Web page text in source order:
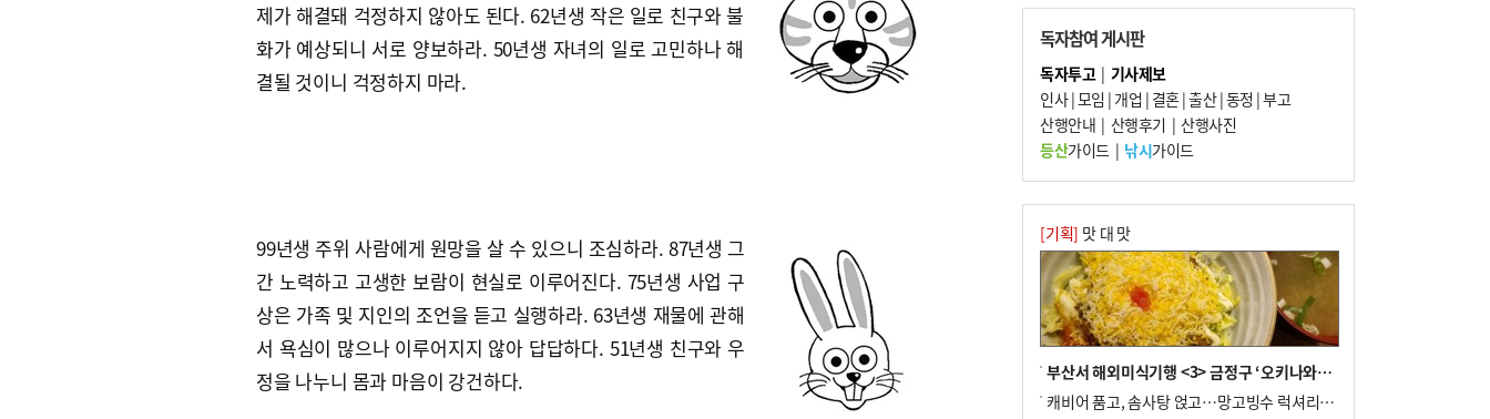
제가 해결돼 걱정하지 않아도 된다. 62년생 작은 일로 친구와 불
화가 예상되니 서로 양보하라. 50년생 자녀의 일로 고민하나 해
결될 것이니 걱정하지 마라.
99년생 주위 사람에게 원망을 살 수 있으니 조심하라. 87년생 그
간 노력하고 고생한 보람이 현실로 이루어진다. 75년생 사업 구
상은 가족 및 지인의 조언을 듣고 실행하라. 63년생 재물에 관해
서 욕심이 많으나 이루어지지 않아 답답하다. 51년생 친구와 우
정을 나누니 몸과 마음이 강건하다.
7
법원, 단차 논란 북항 복합환승센터 공사중
지 관련 현장검증
8
통영시민 추석 전 35만 원 받는다
9
부산 철강공장 50대 노동자 추락사
10 국힘 부산시당, ‘정이한 조력’ 시의원 윤리
위에…‘한동훈 지지’도 신고접수
독자참여 게시판
독자투고| 기사제보
인사|모임 | 개업 | 결혼|출산|동정 |부고
산행안내 | 산행후기 | 산행사진
등산가이드| 낚시가이드
[기획] 맛 대 맛
부산서 해외미식기행 <3> 금정구 ‘오키나와키친’
캐비어 품고, 솜사탕 얹고…망고빙수 럭셔리한 진화